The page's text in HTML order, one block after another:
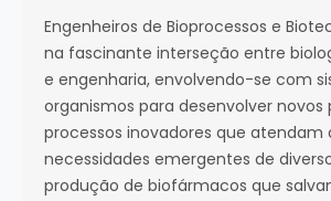
Engenheiros de Bioprocessos e
na fascinante interseção entre
e engenharia, envolvendo-se com
organismos para desenvolver novos
processos inovadores que atendam
necessidades emergentes de
produção de biofármacos que